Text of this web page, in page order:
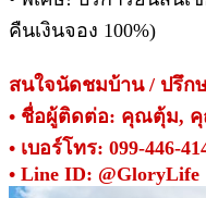
คืนเงินจอง 100%)
สนใจนัดชมบ้าน / ปรึก
• ชื่อผู้ติดต่อ: คุณตุ้ม, คุ
• เบอร์โทร: 099-446-
• Line ID: @GloryLife